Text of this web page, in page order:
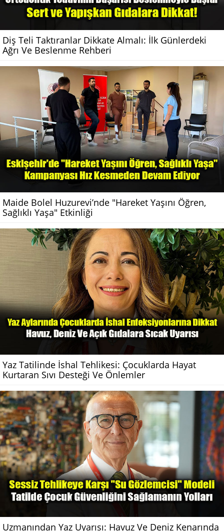
Diş Teli Taktıranlar Dikkate Almalı: İlk Günlerdeki
Ağrı Ve Beslenme Rehberi
Maide Bolel Huzurevi’nde "Hareket Yaşını Öğren,
Sağlıklı Yaşa" Etkinliği
Yaz Tatilinde İshal Tehlikesi: Çocuklarda Hayat
Kurtaran Sıvı Desteği Ve Önlemler
Uzmanından Yaz Uyarısı: Havuz Ve Deniz Kenarında